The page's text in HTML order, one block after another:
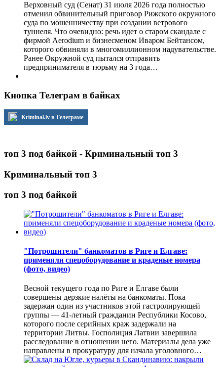
Верховный суд (Сенат) 31 июля 2026 года полностью
отменил обвинительный приговор Рижского окружного
суда по мошенничеству при создании ветрового
туннеля. Что очевидно: речь идет о старом скандале с
фирмой Aerodium и бизнесменом Иваром Бейтансом,
которого обвиняли в многомиллионном надувательстве.
Ранее Окружной суд пытался отправить
предпринимателя в тюрьму на 3 года…
Кнопка Телеграм в байках
Kriminal.lv в Телеграме
топ 3 под байкой - Криминальный топ 3
Криминальный топ 3
топ 3 под байкой
"Потрошители" банкоматов в Риге и Елгаве:
применяли спецоборудование и краденые номера
(фото, видео)
Весной текущего года по Риге и Елгаве были
совершены дерзкие налёты на банкоматы. Пока
задержан один из участников этой гастролирующей
группы — 41-летный гражданин Республики Косово,
которого после серийных краж задержали на
территории Литвы. Госполиция Латвии завершила
расследование в отношении него. Материалы дела уже
направлены в прокуратуру для начала уголовного…